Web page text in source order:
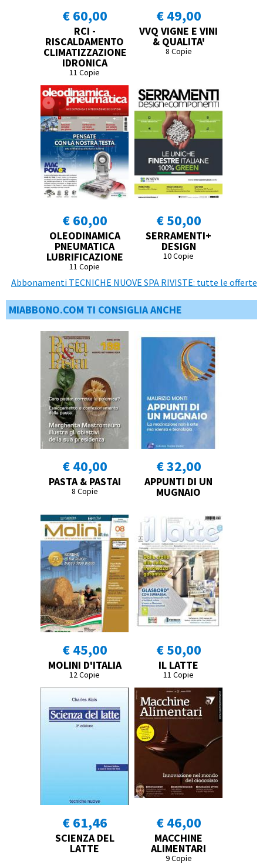
€ 60,00
RCI -
RISCALDAMENTO
CLIMATIZZAZIONE
IDRONICA
11 Copie
€ 49,00
VVQ VIGNE E VINI
& QUALITA'
8 Copie
€ 60,00
OLEODINAMICA
PNEUMATICA
LUBRIFICAZIONE
11 Copie
€ 50,00
SERRAMENTI+
DESIGN
10 Copie
Abbonamenti TECNICHE NUOVE SPA RIVISTE: tutte le offerte
MIABBONO.COM TI CONSIGLIA ANCHE
€ 40,00
PASTA & PASTAI
8 Copie
€ 32,00
APPUNTI DI UN
MUGNAIO
€ 45,00
MOLINI D'ITALIA
12 Copie
€ 50,00
IL LATTE
11 Copie
€ 61,46
SCIENZA DEL
LATTE
€ 46,00
MACCHINE
ALIMENTARI
9 Copie